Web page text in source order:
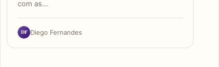
com as…
DF Diego Fernandes